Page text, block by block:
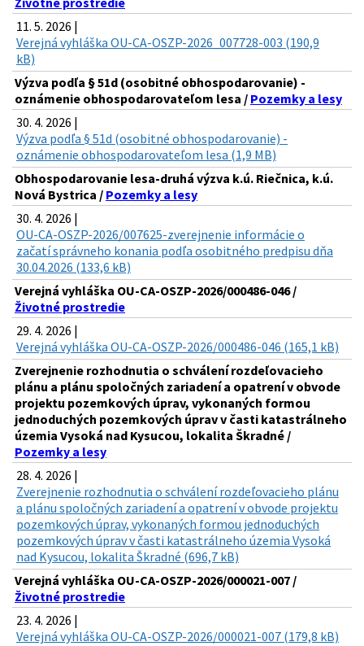
11. 5. 2026 |
Verejná vyhláška OU-CA-OSZP-2026_007728-003 (190,9
kB)
Výzva podľa § 51d (osobitné obhospodarovanie) -
oznámenie obhospodarovateľom lesa / Pozemky a lesy
30. 4. 2026 |
Výzva podľa § 51d (osobitné obhospodarovanie) -
oznámenie obhospodarovateľom lesa (1,9 MB)
Obhospodarovanie lesa-druhá výzva k.ú. Riečnica, k.ú.
Nová Bystrica / Pozemky a lesy
30. 4. 2026 |
OU-CA-OSZP-2026/007625-zverejnenie informácie o
začatí správneho konania podľa osobitného predpisu dňa
30.04.2026 (133,6 kB)
Verejná vyhláška OU-CA-OSZP-2026/000486-046 /
Životné prostredie
29. 4. 2026 |
Verejná vyhláška OU-CA-OSZP-2026/000486-046 (165,1 kB)
Zverejnenie rozhodnutia o schválení rozdeľovacieho
plánu a plánu spoločných zariadení a opatrení v obvode
projektu pozemkových úprav, vykonaných formou
jednoduchých pozemkových úprav v časti katastrálneho
územia Vysoká nad Kysucou, lokalita Škradné /
Pozemky a lesy
28. 4. 2026 |
Zverejnenie rozhodnutia o schválení rozdeľovacieho plánu
a plánu spoločných zariadení a opatrení v obvode projektu
pozemkových úprav, vykonaných formou jednoduchých
pozemkových úprav v časti katastrálneho územia Vysoká
nad Kysucou, lokalita Škradné (696,7 kB)
Verejná vyhláška OU-CA-OSZP-2026/000021-007 /
Životné prostredie
23. 4. 2026 |
Verejná vyhláška OU-CA-OSZP-2026/000021-007 (179,8 kB)